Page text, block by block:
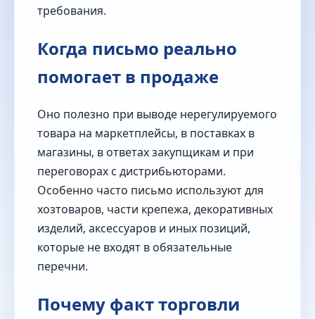
требования.
Когда письмо реально
помогает в продаже
Оно полезно при выводе нерегулируемого
товара на маркетплейсы, в поставках в
магазины, в ответах закупщикам и при
переговорах с дистрибьюторами.
Особенно часто письмо используют для
хозтоваров, части крепежа, декоративных
изделий, аксессуаров и иных позиций,
которые не входят в обязательные
перечни.
Почему факт торговли